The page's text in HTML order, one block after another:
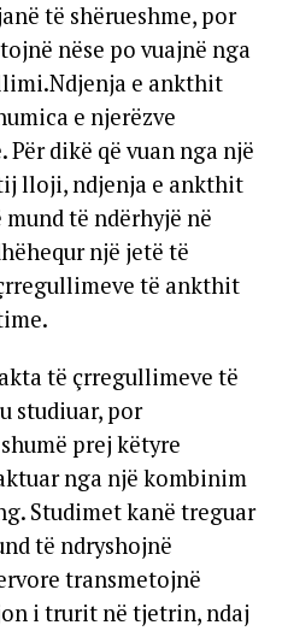
të shërueshme, por
nëse po vuajnë nga
e ankthit
e njerëzve
dikë që vuan nga një
lloji, ndjenja e ankthit
mund të ndërhyjë në
një jetë të
të ankthit
të çrregullimeve të
studiuar, por
prej këtyre
nga një kombinim
Studimet kanë treguar
të ndryshojnë
transmetojnë
i trurit në tjetrin, ndaj